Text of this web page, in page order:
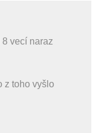
vecí naraz
z toho vyšlo